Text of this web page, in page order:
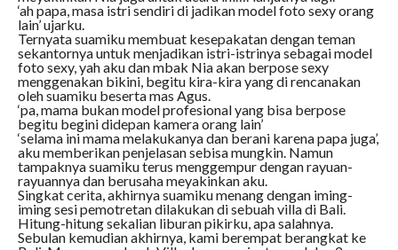
‘ah papa, masa istri sendiri di jadikan model foto sexy orang
lain’ ujarku.
Ternyata suamiku membuat kesepakatan dengan teman
sekantornya untuk menjadikan istri-istrinya sebagai model
foto sexy, yah aku dan mbak Nia akan berpose sexy
menggenakan bikini, begitu kira-kira yang di rencanakan
oleh suamiku beserta mas Agus.
‘pa, mama bukan model profesional yang bisa berpose
begitu begini didepan kamera orang lain’
‘selama ini mama melakukanya dan berani karena papa juga’,
aku memberikan penjelasan sebisa mungkin. Namun
tampaknya suamiku terus menggempur dengan rayuan-
rayuannya dan berusaha meyakinkan aku.
Singkat cerita, akhirnya suamiku menang dengan iming-
iming sesi pemotretan dilakukan di sebuah villa di Bali.
Hitung-hitung sekalian liburan pikirku, apa salahnya.
Sebulan kemudian akhirnya, kami berempat berangkat ke